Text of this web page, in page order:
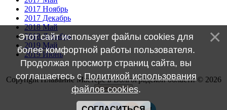
2017 Ноябрь
2017 Декабрь
2018 Май
2018 Декабрь
2019 Май
2019 Июнь
Copyright Плавание Мастерс в Волгоградской области © 2026
Этот сайт использует файлы cookies для
более комфортной работы пользователя.
Продолжая просмотр страниц сайта, вы
соглашаетесь сПолитикой использования
файлов cookies.